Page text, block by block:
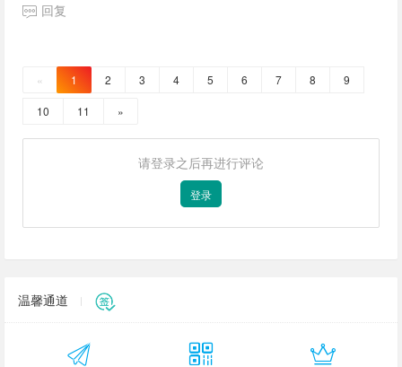
回复
« 1 2 3 4 5 6 7 8 9
10 11 »
请登录之后再进行评论
登录
温馨通道